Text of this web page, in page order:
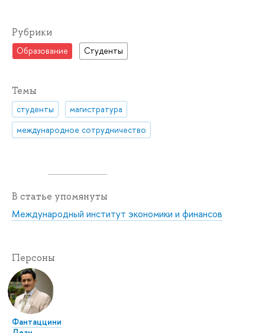
Рубрики
Образование Студенты
Темы
студенты
магистратура
международное сотрудничество
В статье упомянуты
Международный институт экономики и финансов
Персоны
Фантаццини